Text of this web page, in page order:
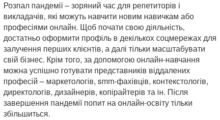
Розпал пандемії – зоряний час для репетиторів і
викладачів, які можуть навчити новим навичкам або
професіями онлайн. Щоб почати свою діяльність,
достатньо оформити профіль в декількох соцмережах для
залучення перших клієнтів, а далі тільки масштабувати
свій бізнес. Крім того, за допомогою онлайн-навчання
можна успішно готувати представників віддалених
професій – маркетологів, smm-фахівців, контекстологів,
директологів, дизайнерів, копірайтерів та ін. Після
завершення пандемії попит на онлайн-освіту тільки
збільшиться.